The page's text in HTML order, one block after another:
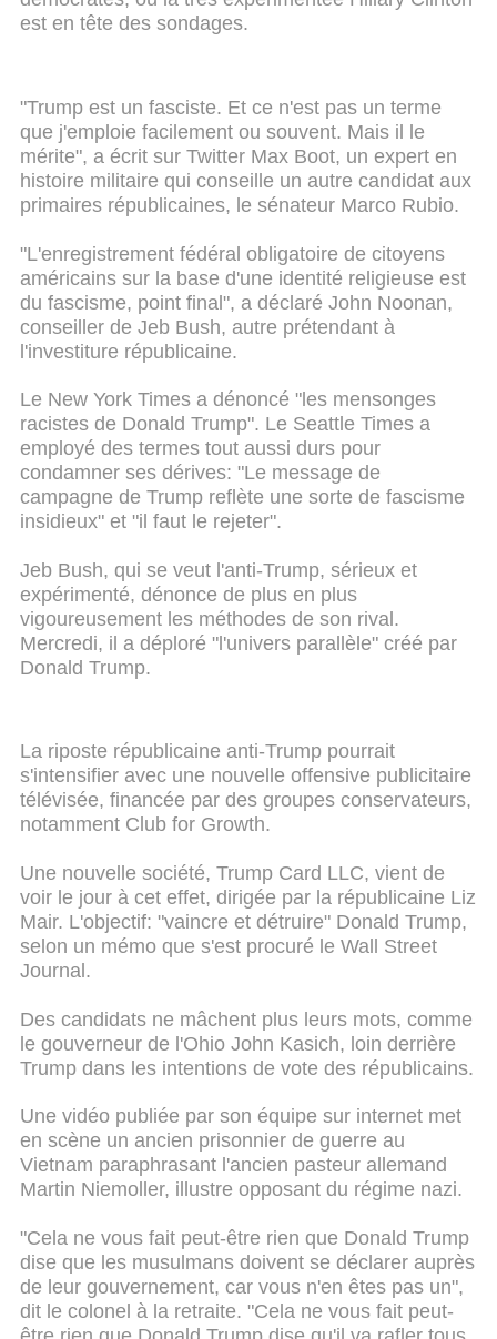
est en tête des sondages.
"Trump est un fasciste. Et ce n'est pas un terme
que j'emploie facilement ou souvent. Mais il le
mérite", a écrit sur Twitter Max Boot, un expert en
histoire militaire qui conseille un autre candidat aux
primaires républicaines, le sénateur Marco Rubio.
"L'enregistrement fédéral obligatoire de citoyens
américains sur la base d'une identité religieuse est
du fascisme, point final", a déclaré John Noonan,
conseiller de Jeb Bush, autre prétendant à
l'investiture républicaine.
Le New York Times a dénoncé "les mensonges
racistes de Donald Trump". Le Seattle Times a
employé des termes tout aussi durs pour
condamner ses dérives: "Le message de
campagne de Trump reflète une sorte de fascisme
insidieux" et "il faut le rejeter".
Jeb Bush, qui se veut l'anti-Trump, sérieux et
expérimenté, dénonce de plus en plus
vigoureusement les méthodes de son rival.
Mercredi, il a déploré "l'univers parallèle" créé par
Donald Trump.
La riposte républicaine anti-Trump pourrait
s'intensifier avec une nouvelle offensive publicitaire
télévisée, financée par des groupes conservateurs,
notamment Club for Growth.
Une nouvelle société, Trump Card LLC, vient de
voir le jour à cet effet, dirigée par la républicaine Liz
Mair. L'objectif: "vaincre et détruire" Donald Trump,
selon un mémo que s'est procuré le Wall Street
Journal.
Des candidats ne mâchent plus leurs mots, comme
le gouverneur de l'Ohio John Kasich, loin derrière
Trump dans les intentions de vote des républicains.
Une vidéo publiée par son équipe sur internet met
en scène un ancien prisonnier de guerre au
Vietnam paraphrasant l'ancien pasteur allemand
Martin Niemoller, illustre opposant du régime nazi.
"Cela ne vous fait peut-être rien que Donald Trump
dise que les musulmans doivent se déclarer auprès
de leur gouvernement, car vous n'en êtes pas un",
dit le colonel à la retraite. "Cela ne vous fait peut-